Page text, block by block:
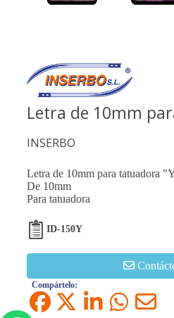
Letra de 10mm
INSERBO
Letra de 10mm para tatuadora
De 10mm
Para tatuadora
ID-150Y
Compártelo: